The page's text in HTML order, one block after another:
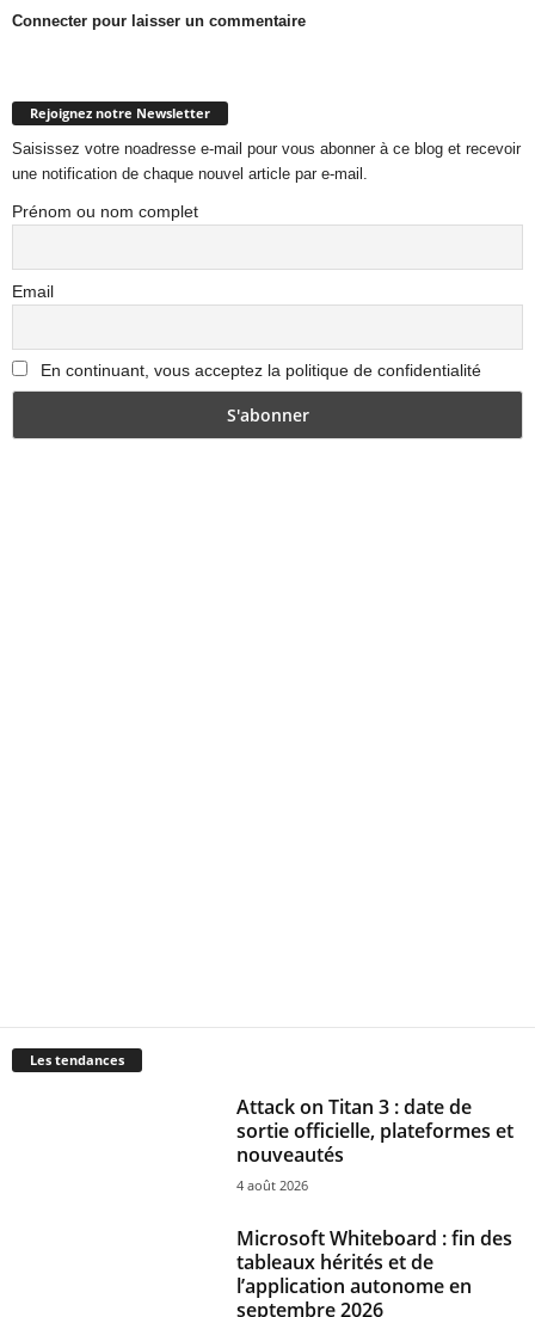
Connecter pour laisser un commentaire
Rejoignez notre Newsletter
Saisissez votre noadresse e-mail pour vous abonner à ce blog et recevoir
une notification de chaque nouvel article par e-mail.
Prénom ou nom complet
Email
En continuant, vous acceptez la politique de confidentialité
Les tendances
Attack on Titan 3 : date de
sortie officielle, plateformes et
nouveautés
4 août 2026
Microsoft Whiteboard : fin des
tableaux hérités et de
l’application autonome en
septembre 2026